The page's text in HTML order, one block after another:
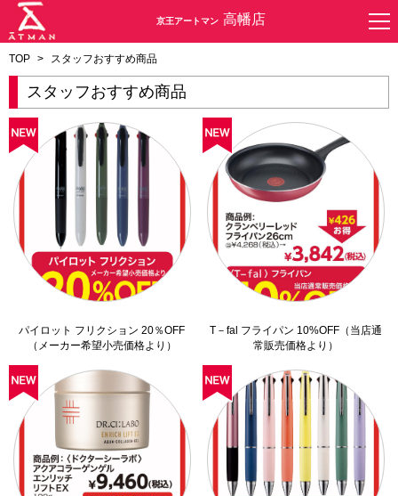
京王アートマン 高幡店
TOP > スタッフおすすめ商品
スタッフおすすめ商品
パイロット フリクション 20％OFF
（メーカー希望小売価格より）
T－fal フライパン 10%OFF（当店通
常販売価格より）